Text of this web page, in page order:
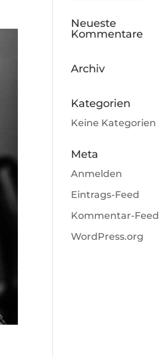
Neueste
Kommentare
Archiv
Kategorien
Keine Kategorien
Meta
Anmelden
Eintrags-Feed
Kommentar-Feed
WordPress.org